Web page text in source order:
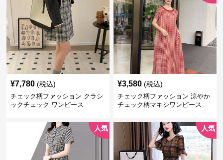
¥7,780 (税込)
チェック柄ファッション クラシ
ックチェック ワンピース
¥3,580 (税込)
チェック柄ファッション 涼やか
チェック柄マキシワンピース
人気 人気